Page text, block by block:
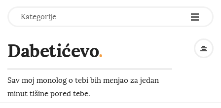
Kategorije -
-
-
Dabetićevo.
Sav moj monolog o tebi bih menjao za jedan
minut tišine pored tebe.